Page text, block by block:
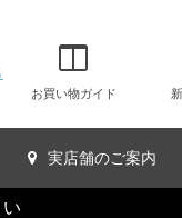
お買い物ガイド
実店舗のご案内